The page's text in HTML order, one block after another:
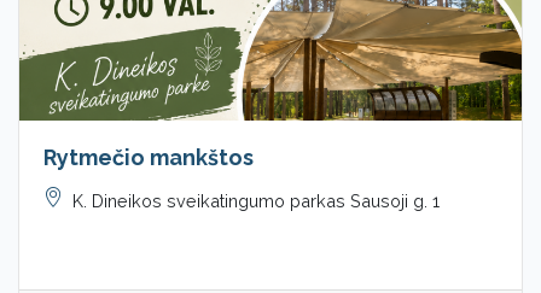
Rytmečio mankštos
K. Dineikos sveikatingumo parkas Sausoji g. 1